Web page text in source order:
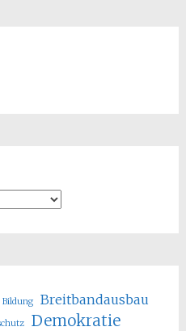
Bildung
Breitbandausbau
Demokratie